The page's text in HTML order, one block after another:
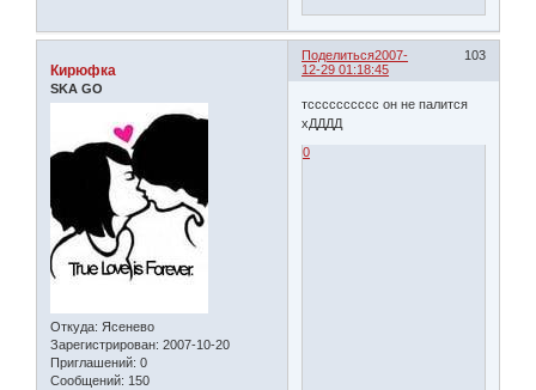
Поделиться 103
2007-
12-29 01:18:45
Кирюфка
SKA GO
Откуда: Ясенево
Зарегистрирован: 2007-10-20
Приглашений: 0
Сообщений: 150
тсссссссссс он не палится
хДДДД
0